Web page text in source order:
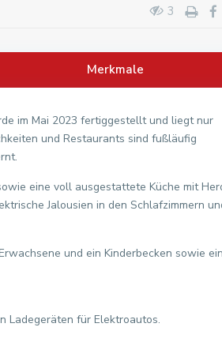
3
Merkmale
im Mai 2023 fertiggestellt und liegt nur
und Restaurants sind fußläufig
eine voll ausgestattete Küche mit
Jalousien in den Schlafzimmern
und ein Kinderbecken sowie
Ladegeräten für Elektroautos.